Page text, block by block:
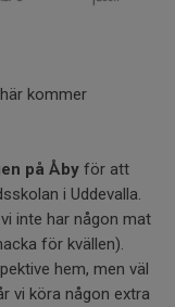
kommer
på Åby för att
i Uddevalla.
inte har någon mat
för kvällen).
hem, men väl
vi köra någon extra